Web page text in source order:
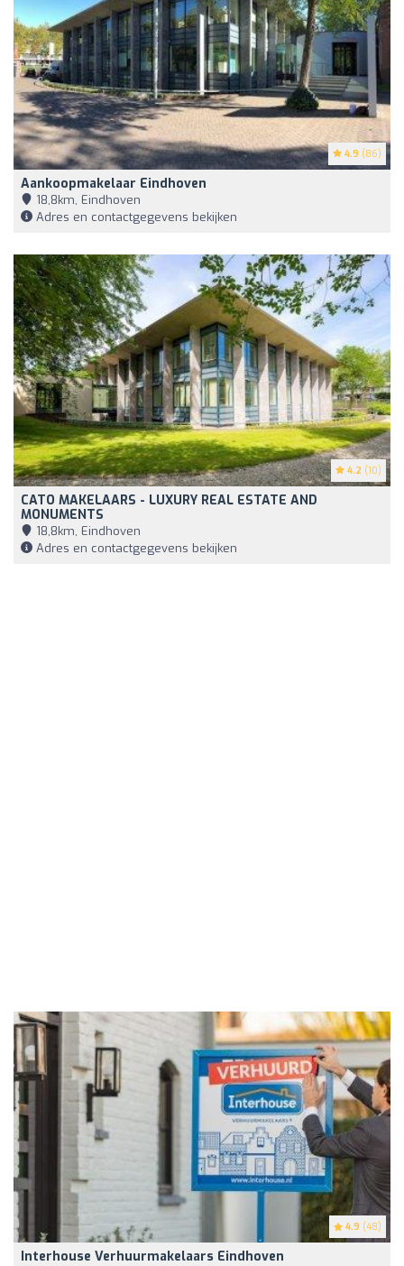
4.9 (86)
Aankoopmakelaar Eindhoven
18,8km, Eindhoven
Adres en contactgegevens bekijken
4.2 (10)
CATO MAKELAARS - LUXURY REAL ESTATE AND
MONUMENTS
18,8km, Eindhoven
Adres en contactgegevens bekijken
4.9 (48)
Interhouse Verhuurmakelaars Eindhoven